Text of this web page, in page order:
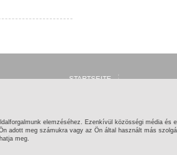
elemzéséhez. Ezenkívül közösségi média és
adott meg számukra vagy az Ön által használt más
meg.
STARTSEITE
HILFE
KONTAKT